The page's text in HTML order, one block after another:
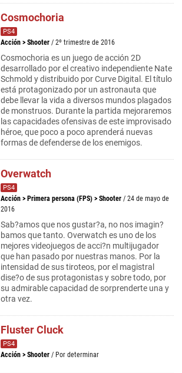
Cosmochoria
PS4
Acción > Shooter / 2º trimestre de 2016
Cosmochoria es un juego de acción 2D
desarrollado por el creativo independiente Nate
Schmold y distribuido por Curve Digital. El título
está protagonizado por un astronauta que
debe llevar la vida a diversos mundos plagados
de monstruos. Durante la partida mejoraremos
las capacidades ofensivas de este improvisado
héroe, que poco a poco aprenderá nuevas
formas de defenderse de los enemigos.
Overwatch
PS4
Acción > Primera persona (FPS) > Shooter / 24 de mayo de
2016
Sab?amos que nos gustar?a, no nos imagin?
bamos que tanto. Overwatch es uno de los
mejores videojuegos de acci?n multijugador
que han pasado por nuestras manos. Por la
intensidad de sus tiroteos, por el magistral
dise?o de sus protagonistas y sobre todo, por
su admirable capacidad de sorprenderte una y
otra vez.
Fluster Cluck
PS4
Acción > Shooter / Por determinar